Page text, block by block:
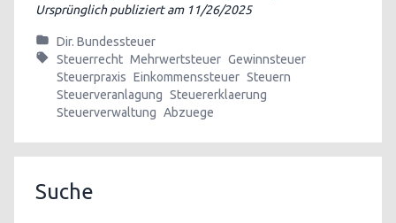
Ursprünglich publiziert am 11/26/2025
Dir. Bundessteuer
Steuerrecht Mehrwertsteuer Gewinnsteuer
Steuerpraxis Einkommenssteuer Steuern
Steuerveranlagung Steuererklaerung
Steuerverwaltung Abzuege
Suche